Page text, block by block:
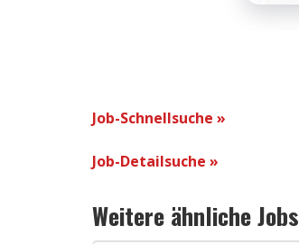
Job-Schnellsuche »
Job-Detailsuche »
Weitere ähnliche Jobs